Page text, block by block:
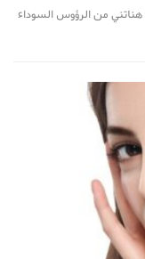
من الرؤوس السوداء